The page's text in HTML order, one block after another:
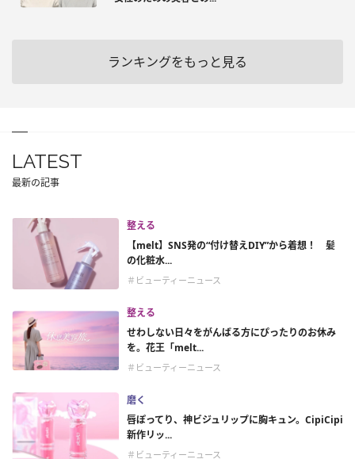
ランキングをもっと見る
LATEST
最新の記事
整える
【melt】SNS発の“付け替えDIY”から着想！ 髪
の化粧水...
＃ビューティーニュース
整える
せわしない日々をがんばる方にぴったりのお休み
を。花王「melt...
＃ビューティーニュース
磨く
唇ぽってり、神ビジュリップに胸キュン。CipiCipi
新作リッ...
＃ビューティーニュース